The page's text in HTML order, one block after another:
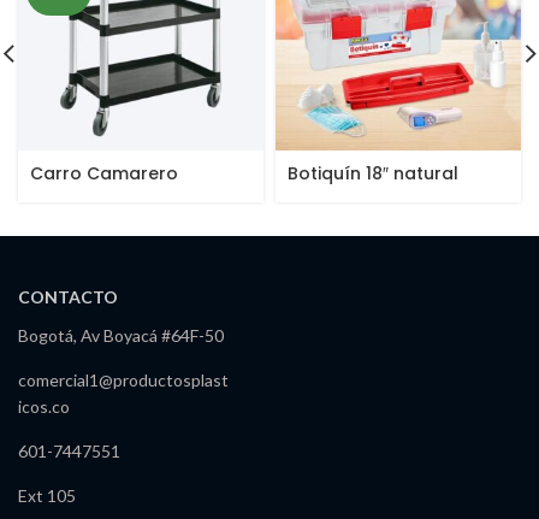
Carro Camarero
Botiquín 18″ natural
CONTACTO
Bogotá, Av Boyacá #64F-50
comercial1@productosplast
icos.co
601-7447551
Ext 105